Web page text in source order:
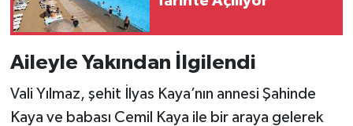
Aileyle Yakından İlgilendi
Vali Yılmaz, şehit İlyas Kaya’nın annesi Şahinde
Kaya ve babası Cemil Kaya ile bir araya gelerek